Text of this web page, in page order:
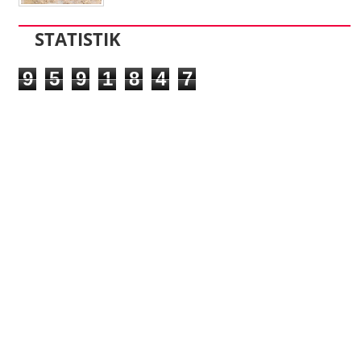
STATISTIK
9 5 9 1 8 4 7